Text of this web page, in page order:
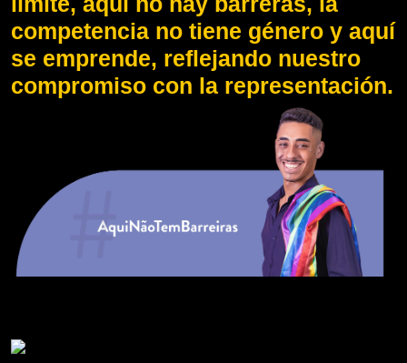
competencia no tiene género y aquí
se emprende, reflejando nuestro
compromiso con la representación.